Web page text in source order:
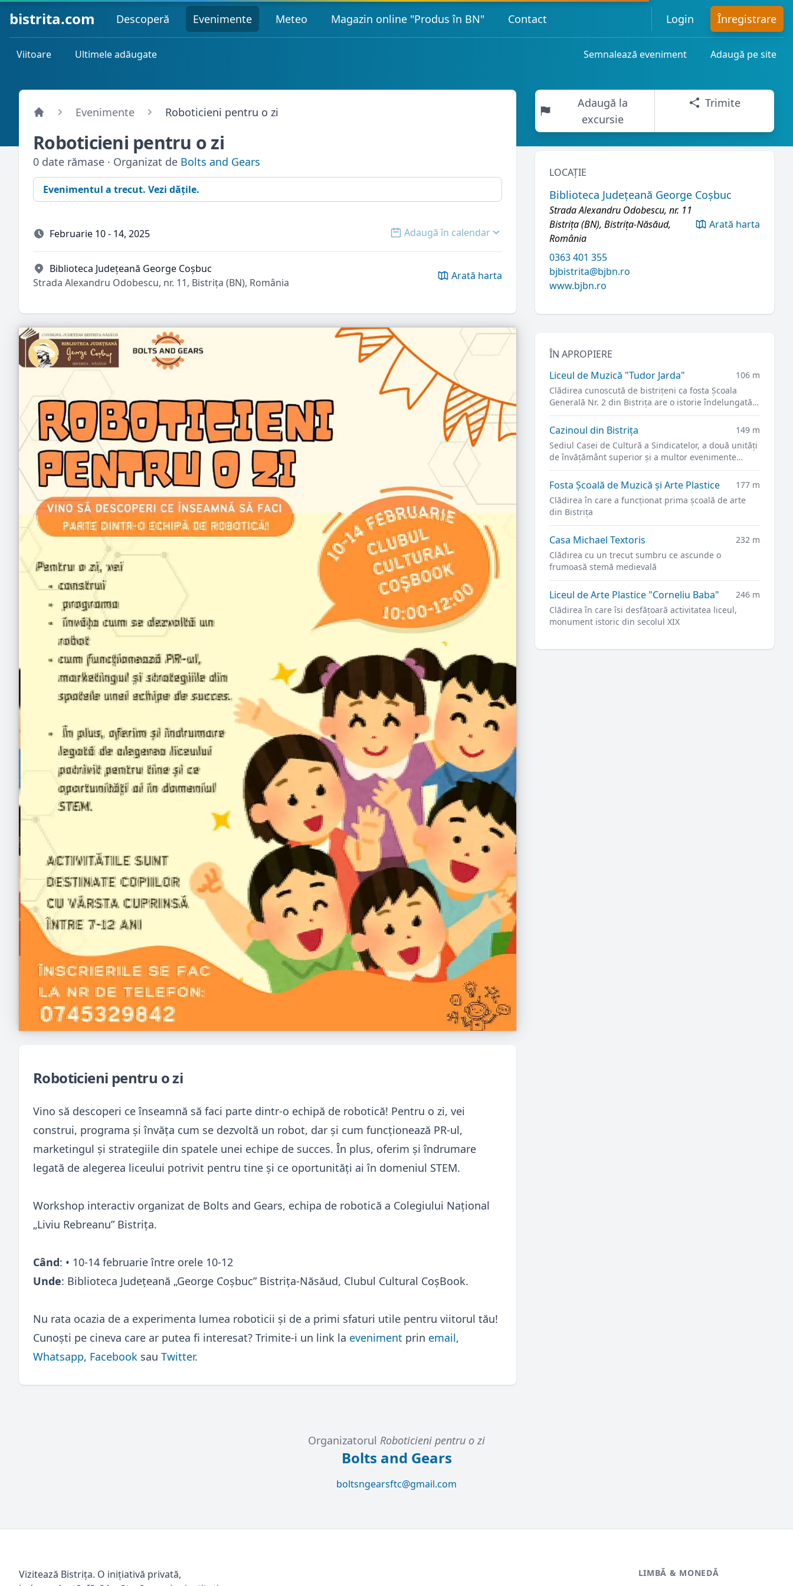
bistrita.com Descoperă Evenimente Meteo Magazin online "Produs în BN" Contact Login Înregistrare
Viitoare Ultimele adăugate Semnalează eveniment Adaugă pe site
Evenimente Roboticieni pentru o zi
Roboticieni pentru o zi
0 date rămase · Organizat de Bolts and Gears
Evenimentul a trecut. Vezi dățile.
Februarie 10 - 14, 2025 Open options
Adaugă în calendar
Biblioteca Județeană George Coșbuc
Strada Alexandru Odobescu, nr. 11, Bistrița (BN), România
Arată harta
Roboticieni pentru o zi
Vino să descoperi ce înseamnă să faci parte dintr-o echipă de robotică! Pentru o zi, vei
construi, programa și învăța cum se dezvoltă un robot, dar și cum funcționează PR-ul,
marketingul și strategiile din spatele unei echipe de succes. În plus, oferim și îndrumare
legată de alegerea liceului potrivit pentru tine și ce oportunități ai în domeniul STEM.
Workshop interactiv organizat de Bolts and Gears, echipa de robotică a Colegiului Național
„Liviu Rebreanu” Bistrița.
Când: • 10-14 februarie între orele 10-12
Unde: Biblioteca Județeană „George Coșbuc” Bistrița-Năsăud, Clubul Cultural CoșBook.
Nu rata ocazia de a experimenta lumea roboticii și de a primi sfaturi utile pentru viitorul tău!
Cunoști pe cineva care ar putea fi interesat? Trimite-i un link la eveniment prin email,
Whatsapp, Facebook sau Twitter.
Adaugă la
excursie
Trimite
LOCAȚIE
Biblioteca Județeană George Coșbuc
Strada Alexandru Odobescu, nr. 11
Bistrița (BN), Bistrița-Năsăud,
România
Arată harta
0363 401 355
bjbistrita@bjbn.ro
www.bjbn.ro
ÎN APROPIERE
Liceul de Muzică "Tudor Jarda"
106 m
Clădirea cunoscută de bistrițeni ca fosta Şcoala
Generală Nr. 2 din Bistrița are o istorie îndelungată
dar strâns legată de învățământul orașului.
Cazinoul din Bistrița
149 m
Sediul Casei de Cultură a Sindicatelor, a două unități
de învățământ superior și a multor evenimente
culturale.
Fosta Școală de Muzică şi Arte Plastice
177 m
Clădirea în care a funcționat prima școală de arte
din Bistrița
Casa Michael Textoris
232 m
Clădirea cu un trecut sumbru ce ascunde o
frumoasă stemă medievală
Liceul de Arte Plastice "Corneliu Baba"
246 m
Clădirea în care îsi desfățoară activitatea liceul,
monument istoric din secolul XIX
Organizatorul Roboticieni pentru o zi
Bolts and Gears
boltsngearsftc@gmail.com
Vizitează Bistrița. O inițiativă privată,
LIMBĂ & MONEDĂ